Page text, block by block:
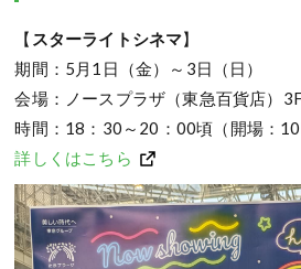
【 スターライトシネマ】
期間：5月1日（金）～3日（日）
会場：ノースプラザ（東急百貨店）
時間：18：30～20：00頃（開場：10
詳しくはこちら